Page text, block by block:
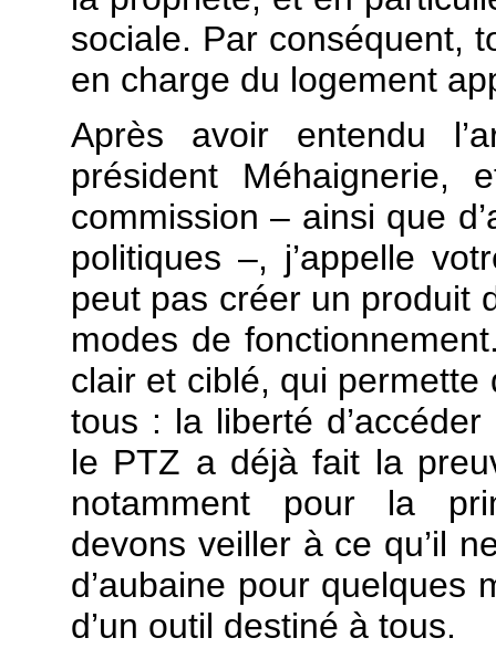
sociale. Par conséquent,
en charge du logement
Après avoir entendu
président
commission – ainsi que
politiques –, j’appelle
peut pas créer un produit
modes de
clair et ciblé, qui permette
tous : la liberté
le PTZ a déjà fait la
notamment pour la
devons veiller à ce qu’il
d’aubaine pour quelques
d’un outil destiné à tous.